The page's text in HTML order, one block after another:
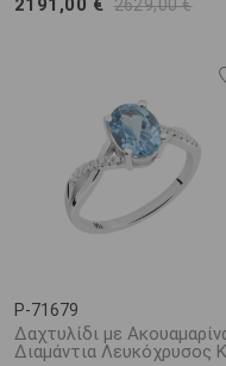
2191,00 € 2629,00 €
P-71679
Δαχτυλίδι με
Διαμάντια Λευκόχρυσος